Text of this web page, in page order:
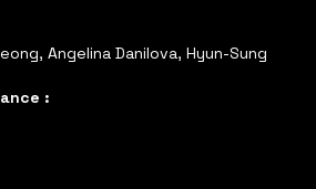
Angelina Danilova, Hyun-Sung
: